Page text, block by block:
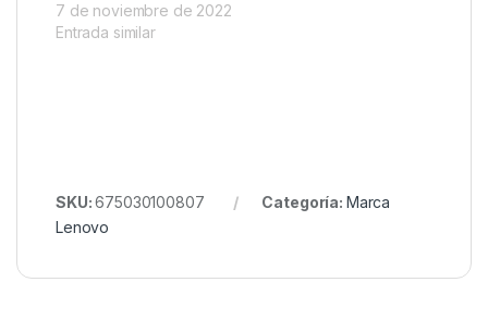
7 de noviembre de 2022
Entrada similar
SKU:675030100807 Categoría: Marca
Lenovo